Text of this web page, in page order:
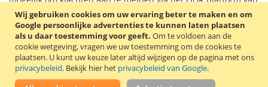
Wij gebruiken cookies om uw ervaring beter te maken en om
Google persoonlijke advertenties te kunnen laten plaatsen
als u daar toestemming voor geeft. Om te voldoen aan de
cookie wetgeving, vragen we uw toestemming om de cookies te
plaatsen. U kunt uw keuze later altijd wijzigen op de pagina met ons
privacybeleid. Bekijk hier het privacybeleid van Google.
de Europese Commissie. Dit ODR platform is te vinden op
https://ec.europa.eu/consumers/odr/main/index.cfm?
event=main.home.chooseLanguage . Wanneer de klacht nog
niet elders in behandeling is, dan staat het u vrij om de klacht
te deponeren via het platform van de Europese Unie.